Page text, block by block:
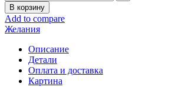
В корзину
Add to compare
Желания
Описание
Детали
Оплата и доставка
Картина